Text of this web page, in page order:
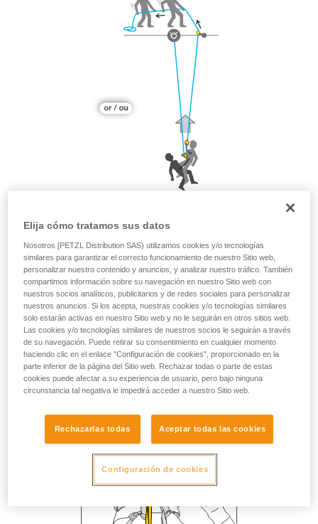
Elija cómo tratamos sus datos
Nosotros [PETZL Distribution SAS) utilizamos cookies y/o tecnologías
similares para garantizar el correcto funcionamiento de nuestro Sitio web,
personalizar nuestro contenido y anuncios, y analizar nuestro tráfico. También
compartimos información sobre su navegación en nuestro Sitio web con
nuestros socios analíticos, publicitarios y de redes sociales para personalizar
nuestros anuncios. Si los acepta, nuestras cookies y/o tecnologías similares
solo estarán activas en nuestro Sitio web y no le seguirán en otros sitios web.
Las cookies y/o tecnologías similares de nuestros socios le seguirán a través
de su navegación. Puede retirar su consentimiento en cualquier momento
haciendo clic en el enlace "Configuración de cookies", proporcionado en la
parte inferior de la página del Sitio web. Rechazar todas o parte de estas
cookies puede afectar a su experiencia de usuario, pero bajo ninguna
circunstancia tal negativa le impedirá acceder a nuestro Sitio web.
Rechazarlas todas Aceptar todas las cookies
Configuración de cookies